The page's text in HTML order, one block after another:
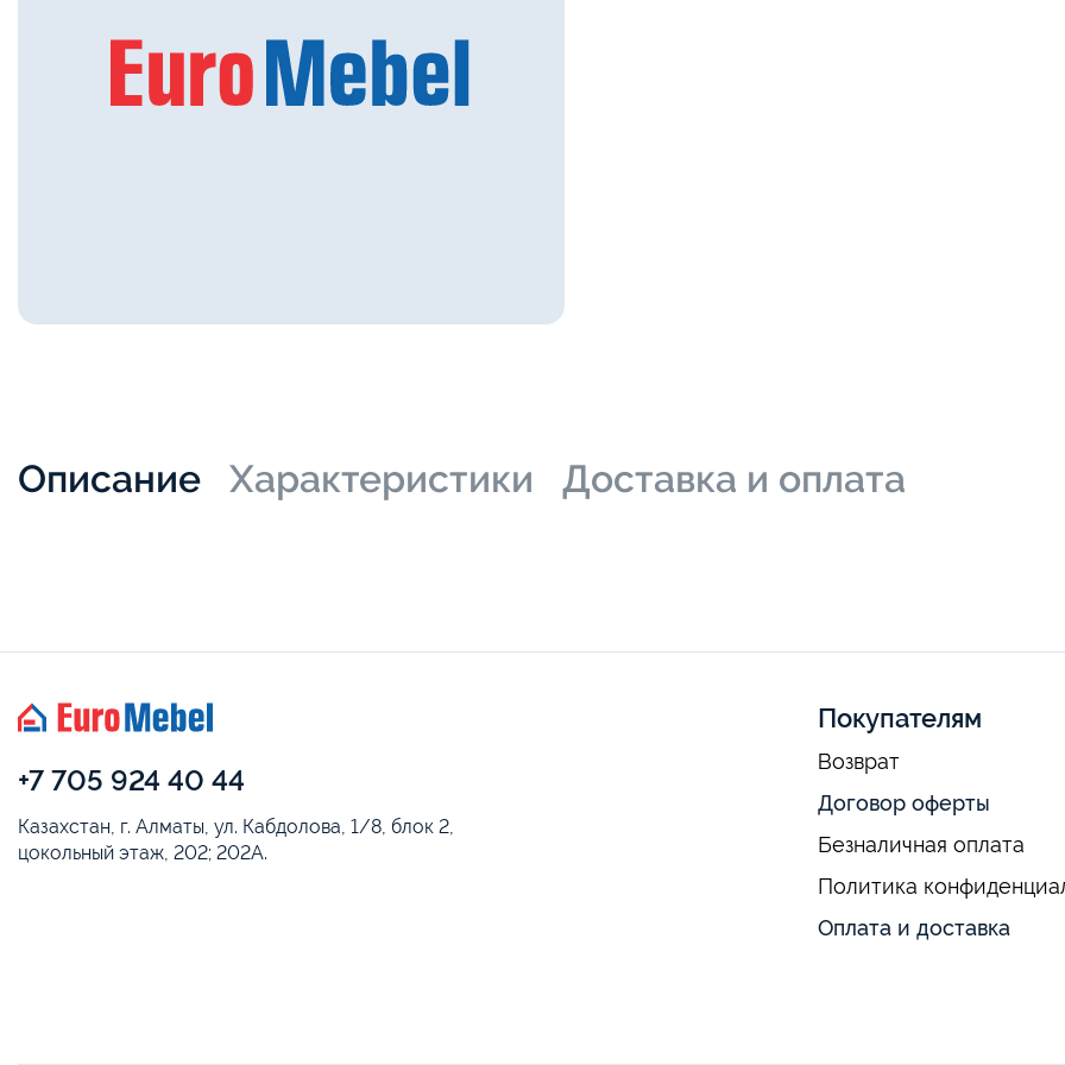
Описание Характеристики Доставка и оплата
+7 705 924 40 44
Казахстан, г. Алматы, ул. Кабдолова, 1/8, блок 2,
цокольный этаж, 202; 202А.
Покупателям
Возврат
Договор оферты
Безналичная оплата
Политика
Оплата и доставка